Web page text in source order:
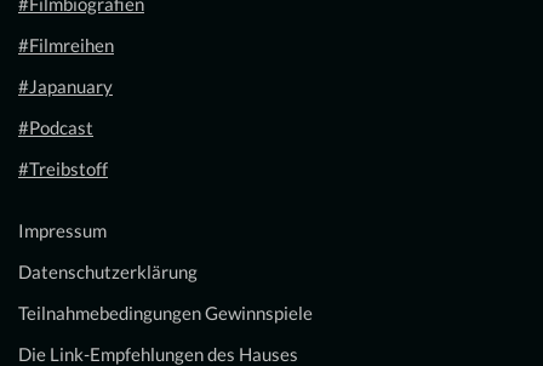
#Filmreihen
#Japanuary
#Podcast
#Treibstoff
Impressum
Datenschutzerklärung
Teilnahmebedingungen Gewinnspiele
Die Link-Empfehlungen des Hauses